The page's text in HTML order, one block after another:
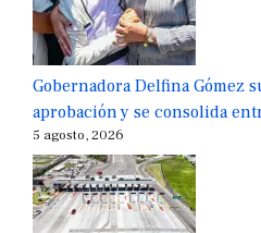
Gobernadora Delfina Gómez
aprobación y se consolida
5 agosto, 2026